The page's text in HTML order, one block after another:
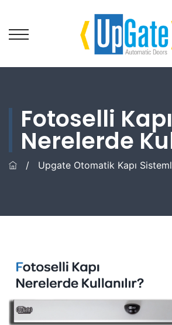
Fotoselli Kapı
Nerelerde
/ Upgate Otomatik Kapı